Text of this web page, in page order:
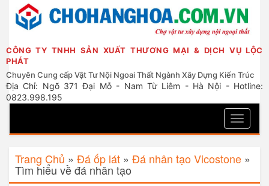
CÔNG TY TNHH SẢN XUẤT THƯƠNG MẠI & DỊCH VỤ LỘC
PHÁT
Chuyên Cung cấp Vật Tư Nội Ngoai Thất Ngành Xây Dựng Kiến Trúc
Địa Chỉ: Ngõ 371 Đại Mỗ - Nam Từ Liêm - Hà Nội - Hotline:
0823.998.195
Toggle
Trang Chủ » Đá ốp lát » Đá nhân tạo Vicostone »
Tìm hiểu về đá nhân tạo